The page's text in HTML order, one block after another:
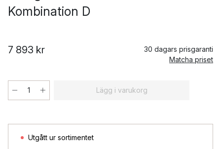
Kombination D
7 893 kr
30 dagars prisgaranti
Matcha priset
Lägg i varukorg
Utgått ur sortimentet